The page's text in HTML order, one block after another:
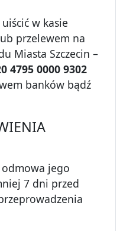
w kasie
przelewem na
Miasta Szczecin –
4795 0000 9302
banków bądź
jego
7 dni przed